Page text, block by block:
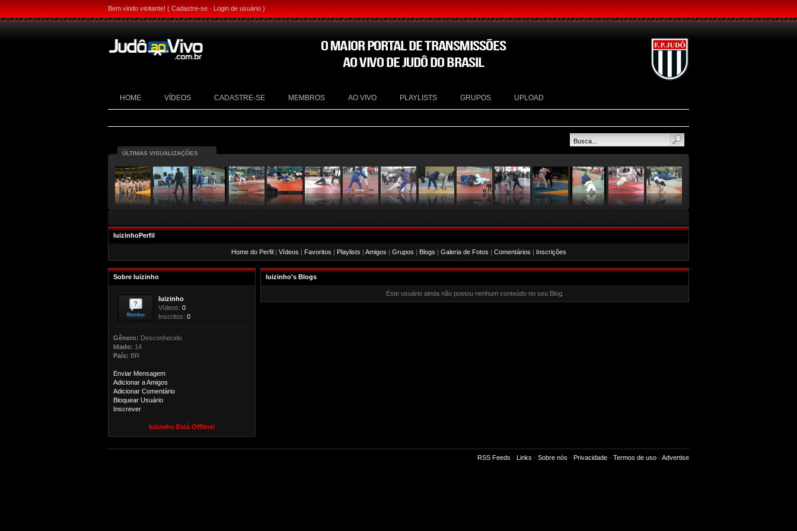
Bem vindo visitante! ( Cadastre-se · Login de usuário )
HOME VÍDEOS CADASTRE-SE MEMBROS AO VIVO PLAYLISTS GRUPOS UPLOAD
ÚLTIMAS VISUALIZAÇÕES
luizinhoPerfil
Home do Perfil| Vídeos | Favoritos | Playlists | Amigos | Grupos | Blogs | Galeria de Fotos | Comentários | Inscrições
Sobre luizinho
luizinho
Vídeos: 0
Inscritos: 0
Gênero: Desconhecido
Idade: 14
País: BR
Enviar Mensagem
Adicionar a Amigos
Adicionar Comentário
Bloquear Usuário
Inscrever
luizinho Está Offline!
luizinho's Blogs
Este usuário ainda não postou nenhum conteúdo no seu Blog.
RSS Feeds · Links · Sobre nós · Privacidade · Termos de uso · Advertise